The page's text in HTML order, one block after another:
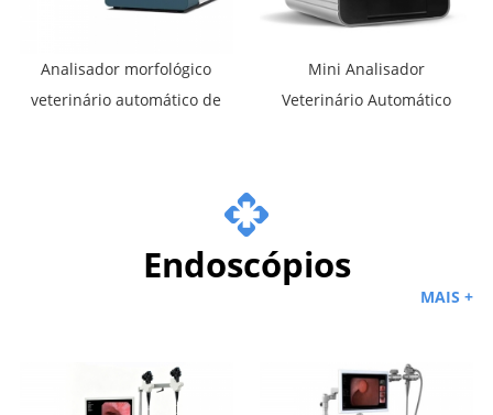
Analisador morfológico
veterinário automático de
Mini Analisador
Veterinário Automático
Endoscópios
MAIS +